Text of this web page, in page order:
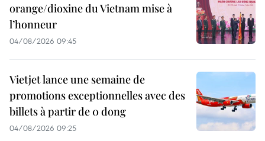
orange/dioxine du Vietnam mise à
l’honneur
04/08/2026 09:45
Vietjet lance une semaine de
promotions exceptionnelles avec des
billets à partir de 0 dong
04/08/2026 09:25